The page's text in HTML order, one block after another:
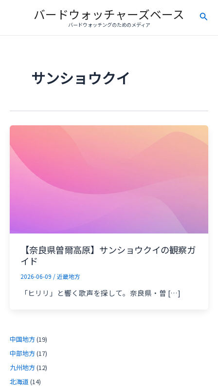
バードウォッチャーズベース
バードウォッチングのためのメディア
検
サンショウクイ
【奈良県曽爾高原】サンショウクイの観察ガ
イド
2026-06-09 /近畿地方
「ヒリリ」と響く歌声を探して。奈良県・曽 […]
中国地方(19)
中部地方(17)
九州地方(12)
北海道 (14)